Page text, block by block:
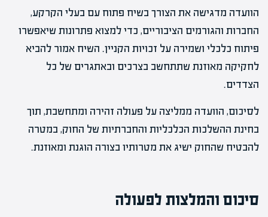
הוועדה מדגישה את הצורך בשיח פתוח עם בעלי הקרקע,
החברות והגורמים הציבוריים, כדי למצוא פתרונות שיאפשרו
פיתוח כלכלי ושמירה על זכויות הקניין. השיח אמור להביא
לחקיקה מאוזנת שתתחשב בצרכים ובאתגרים של כל
הצדדים.
לסיכום, הוועדה ממליצה על פעולה זהירה ומתחשבת, תוך
בחינת ההשלכות הכלכליות והחברתיות של החוק, במטרה
להבטיח שהחוק ישיג את מטרותיו בצורה הוגנת ומאוזנת.
סיכום והמלצות לפעולה